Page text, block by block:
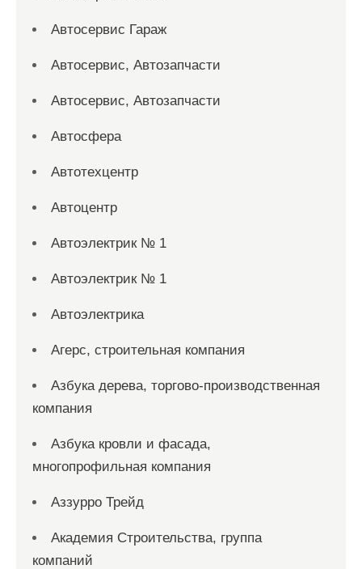
Автосервис Гараж
Автосервис, Автозапчасти
Автосервис, Автозапчасти
Автосфера
Автотехцентр
Автоцентр
Автоэлектрик № 1
Автоэлектрик № 1
Автоэлектрика
Агерс, строительная компания
Азбука дерева, торгово-производственная
компания
Азбука кровли и фасада,
многопрофильная компания
Аззурро Трейд
Академия Строительства, группа
компаний